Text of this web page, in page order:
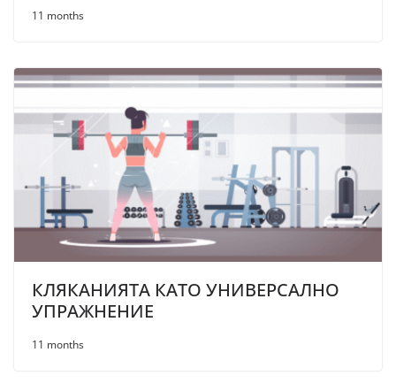
11 months
КЛЯКАНИЯТА КАТО УНИВЕРСАЛНО
УПРАЖНЕНИЕ
11 months